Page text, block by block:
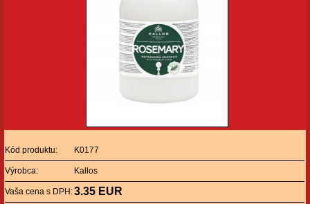
Kód produktu: K0177
Výrobca: Kallos
Vaša cena s DPH:3.35 EUR